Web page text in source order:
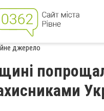
джерело